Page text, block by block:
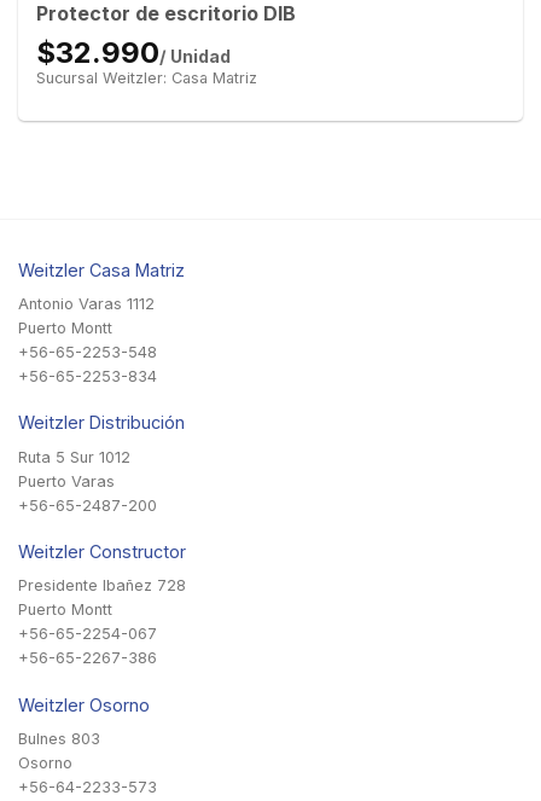
Protector de escritorio DIB
$32.990/ Unidad
Sucursal Weitzler: Casa Matriz
Weitzler Casa Matriz
Antonio Varas 1112
Puerto Montt
+56-65-2253-548
+56-65-2253-834
Weitzler Distribución
Ruta 5 Sur 1012
Puerto Varas
+56-65-2487-200
Weitzler Constructor
Presidente Ibañez 728
Puerto Montt
+56-65-2254-067
+56-65-2267-386
Weitzler Osorno
Bulnes 803
Osorno
+56-64-2233-573